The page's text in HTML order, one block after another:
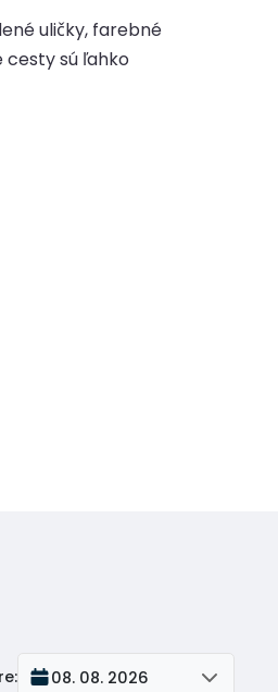
uličky, farebné
cesty sú ľahko
: 08. 08. 2026